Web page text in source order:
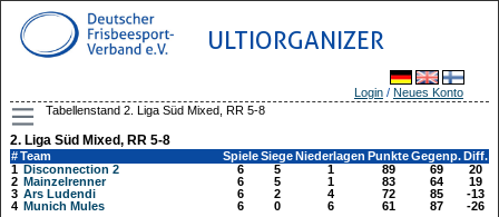
ULTIORGANIZER
Login / Neues Konto
Tabellenstand 2. Liga Süd Mixed, RR 5-8
2. Liga Süd Mixed, RR 5-8
#Team SpieleSiege Niederlagen PunkteGegenp. Diff.
1 Disconnection 2 6 5 1 89 69
20
2 Mainzelrenner 6 5 1 83 64
19
3 Ars Ludendi 6 2 4 72 85
-13
4 Munich Mules 6 0 6 61 87
-26